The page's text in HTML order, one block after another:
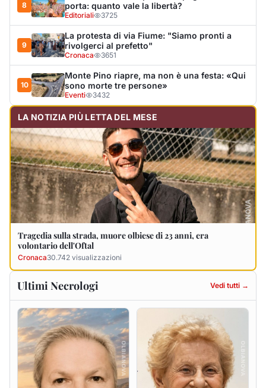
Antonio Sanna
10 agosto 2026
Francesca Desini ved.
Pileri
9 agosto 2026
Massimo Pirina
9 agosto 2026
GIAN PAOLO PANI
9 agosto 2026